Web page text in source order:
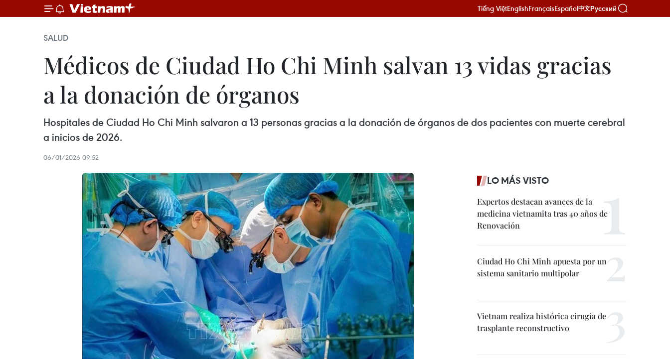
Tiếng ViệtEnglishFrançaisEspañol中文Русский
SALUD
Médicos de Ciudad Ho Chi Minh salvan 13 vidas gracias
a la donación de órganos
Hospitales de Ciudad Ho Chi Minh salvaron a 13 personas gracias a la donación de órganos de dos pacientes con muerte cerebral
a inicios de 2026.
06/01/2026 09:52
LO MÁS VISTO
Expertos destacan avances de la
medicina vietnamita tras 40 años de
Renovación
Ciudad Ho Chi Minh apuesta por un
sistema sanitario multipolar
Vietnam realiza histórica cirugía de
trasplante reconstructivo